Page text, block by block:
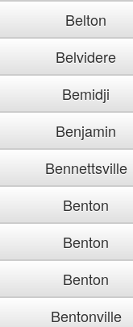
Belton
Belvidere
Bemidji
Benjamin
Bennettsville
Benton
Benton
Benton
Bentonville